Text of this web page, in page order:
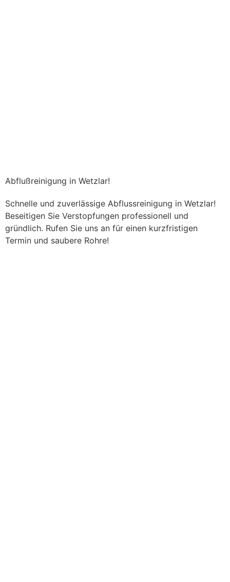
Abflußreinigung in Wetzlar!
Schnelle und zuverlässige Abflussreinigung in Wetzlar!
Beseitigen Sie Verstopfungen professionell und
gründlich. Rufen Sie uns an für einen kurzfristigen
Termin und saubere Rohre!